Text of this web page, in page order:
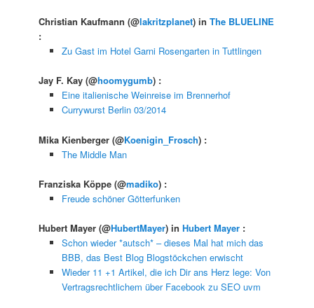
Christian Kaufmann(@lakritzplanet) inThe BLUELINE
:
Zu Gast im Hotel Garni Rosengarten in Tuttlingen
Jay F. Kay(@hoomygumb) :
Eine italienische Weinreise im Brennerhof
Currywurst Berlin 03/2014
Mika Kienberger(@Koenigin_Frosch) :
The Middle Man
Franziska Köppe(@madiko) :
Freude schöner Götterfunken
Hubert Mayer(@HubertMayer) inHubert Mayer :
Schon wieder *autsch* – dieses Mal hat mich das
BBB, das Best Blog Blogstöckchen erwischt
Wieder 11 +1 Artikel, die ich Dir ans Herz lege: Von
Vertragsrechtlichem über Facebook zu SEO uvm